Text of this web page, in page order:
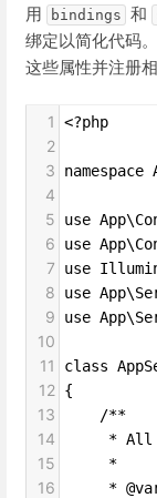
用
bindings 和
绑定以简化代码
这些属性并注册
1 <?php
2
3
4
5
use
6 use
7 use
8 use
9 use
10
11
class
12 {
13
    /**
14
*
15
     *
16
*